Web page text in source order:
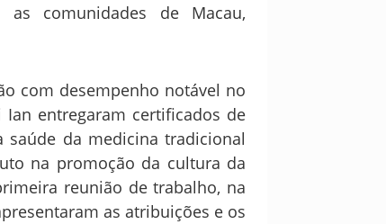
comunidades de Macau,
com desempenho notável no
Ian entregaram certificados de
saúde da medicina tradicional
na promoção da cultura da
reunião de trabalho, na
as atribuições e os